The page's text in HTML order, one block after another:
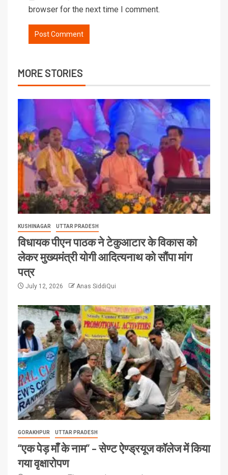
browser for the next time I comment.
MORE STORIES
KUSHINAGAR UTTAR PRADESH
विधायक पीएन पाठक ने टेकुआटार के विकास को
लेकर मुख्यमंत्री योगी आदित्यनाथ को सौंपा मांग
पत्र
July 12, 2026 Anas SiddiQui
GORAKHPUR UTTAR PRADESH
“एक पेड़ माँ के नाम” – सेण्ट ऐण्ड्रयूज कॉलेज में किया
गया वृक्षारोपण